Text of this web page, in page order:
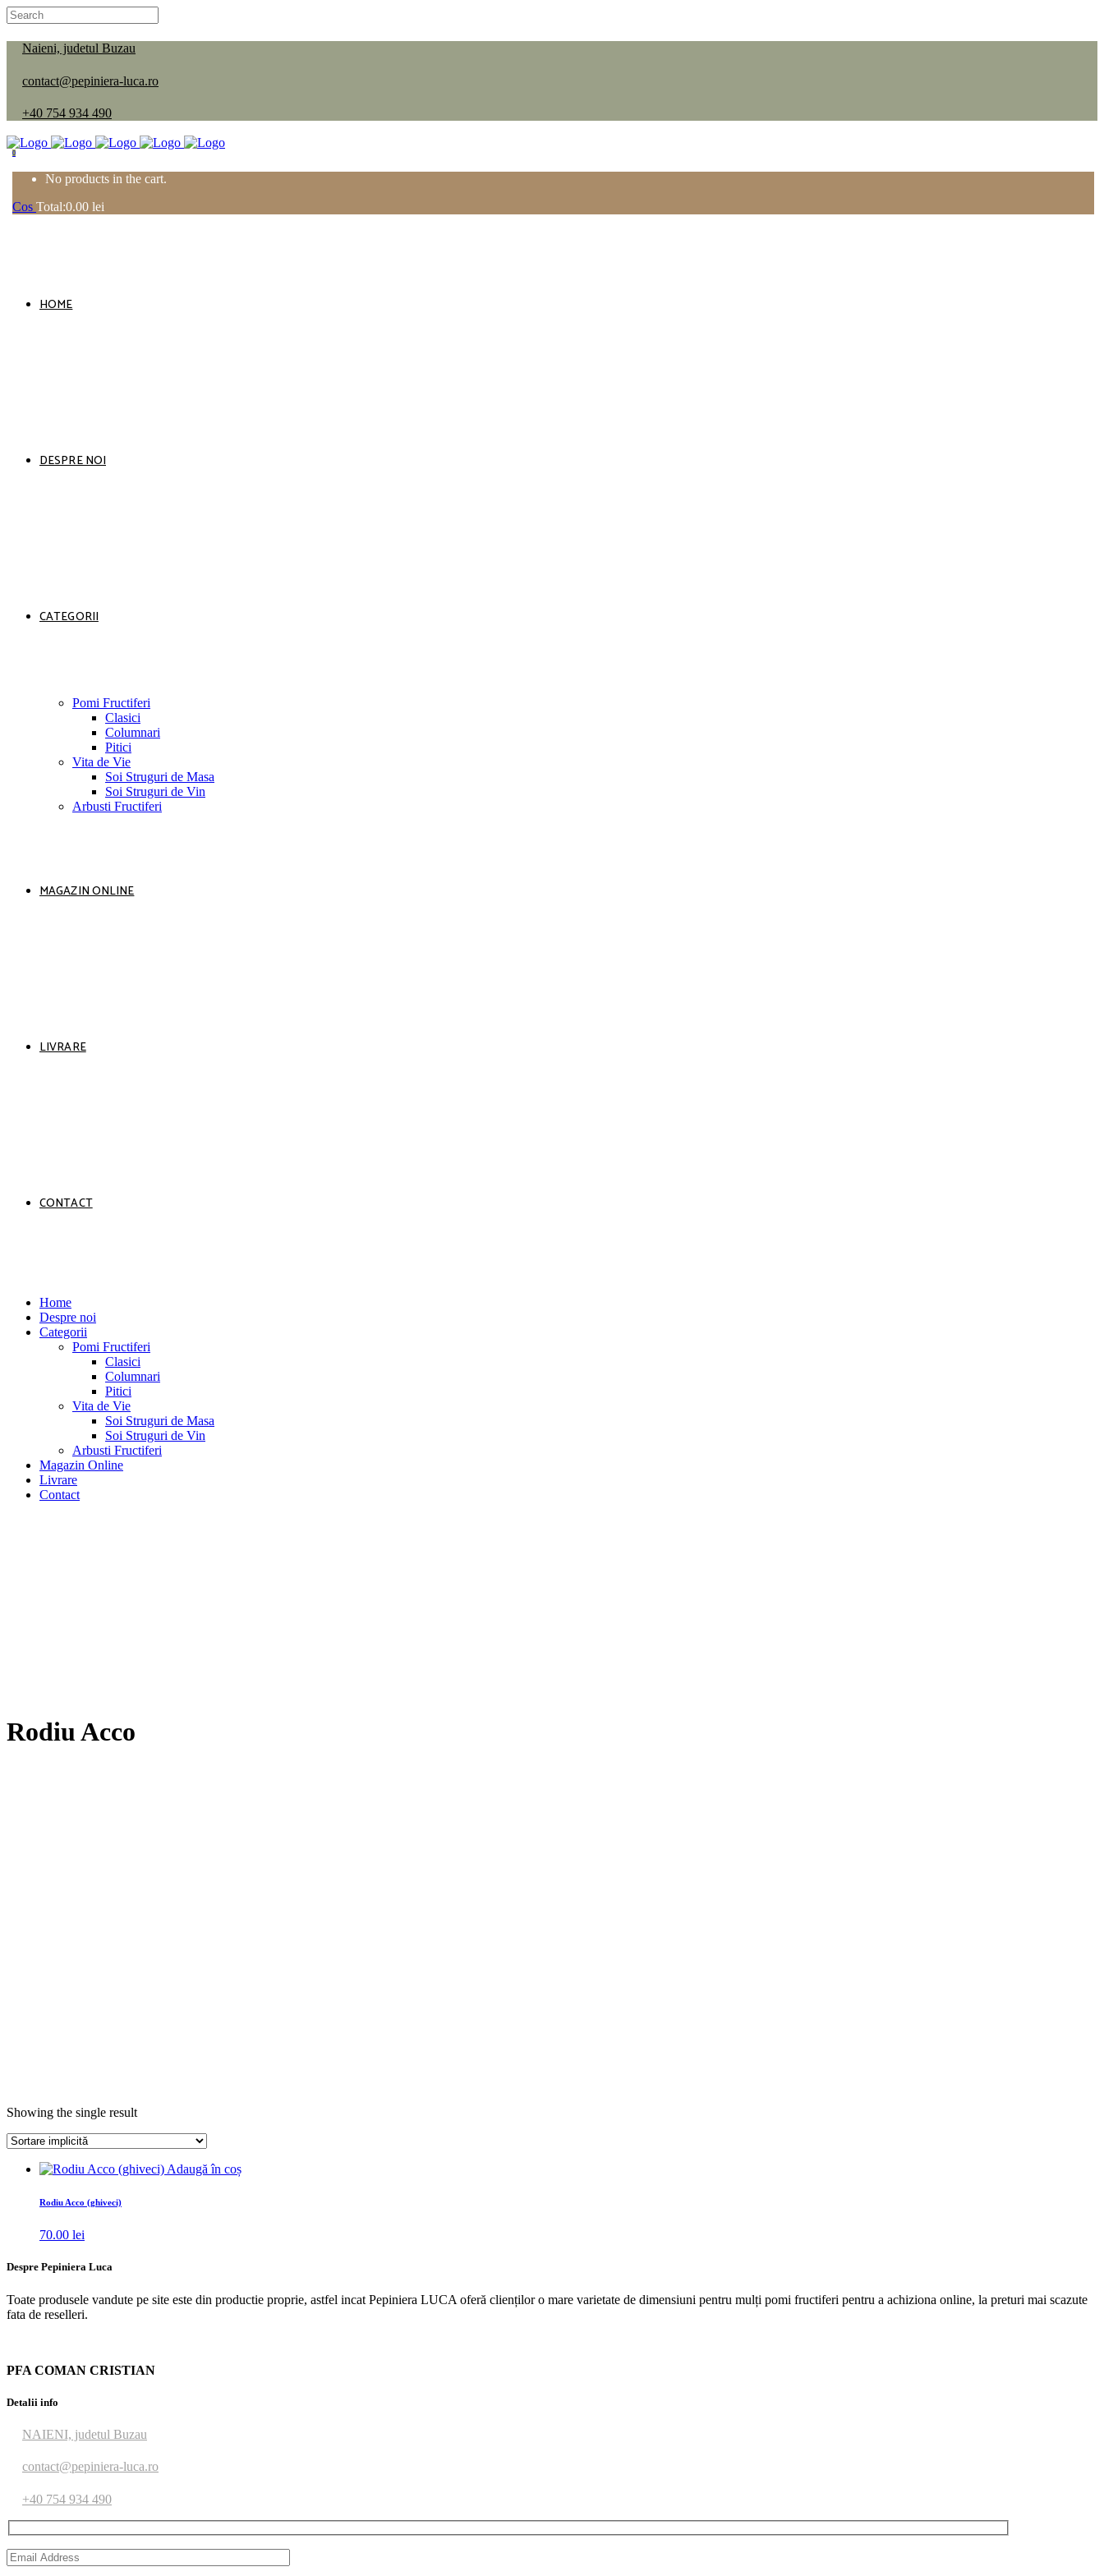
Naieni, judetul Buzau
contact@pepiniera-luca.ro
+40 754 934 490
0
No products in the cart.
Cos Total:0.00 lei
HOME
DESPRE NOI
CATEGORII
Pomi Fructiferi
Clasici
Columnari
Pitici
Vita de Vie
Soi Struguri de Masa
Soi Struguri de Vin
Arbusti Fructiferi
MAGAZIN ONLINE
LIVRARE
CONTACT
Home
Despre noi
Categorii
Pomi Fructiferi
Clasici
Columnari
Pitici
Vita de Vie
Soi Struguri de Masa
Soi Struguri de Vin
Arbusti Fructiferi
Magazin Online
Livrare
Contact
Rodiu Acco
Showing the single result
Adaugă în coș
Rodiu Acco (ghiveci)
70.00 lei
Despre Pepiniera Luca
Toate produsele vandute pe site este din productie proprie, astfel incat Pepiniera LUCA oferă clienților o mare varietate de dimensiuni pentru mulți pomi fructiferi pentru a achiziona online, la preturi mai scazute
fata de reselleri.
PFA COMAN CRISTIAN
Detalii info
NAIENI, judetul Buzau
contact@pepiniera-luca.ro
+40 754 934 490